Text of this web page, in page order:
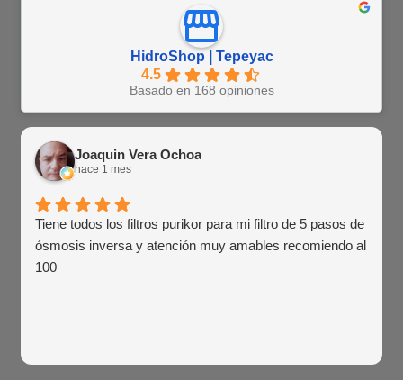
HidroShop | Tepeyac
4.5
Basado en 168 opiniones
Joaquin Vera Ochoa
hace 1 mes
Tiene todos los filtros purikor para mi filtro de 5 pasos de
ósmosis inversa y atención muy amables recomiendo al
100